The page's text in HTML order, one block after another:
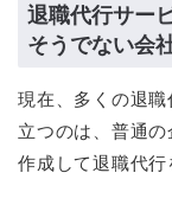
退職代行サー
そうでない会
現在、多くの退
立つのは、普通
作成して退職代行